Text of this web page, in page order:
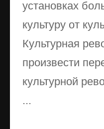
установках
культуру от
Культурная
произвести
культурной
...